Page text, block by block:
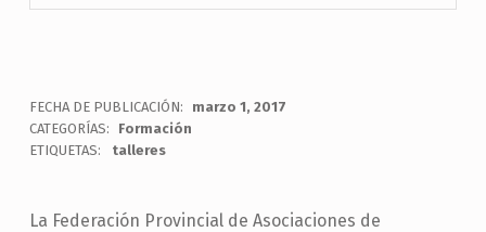
FECHA DE PUBLICACIÓN:
marzo 1, 2017
CATEGORÍAS:
Formación
ETIQUETAS:
talleres
La Federación Provincial de Asociaciones de